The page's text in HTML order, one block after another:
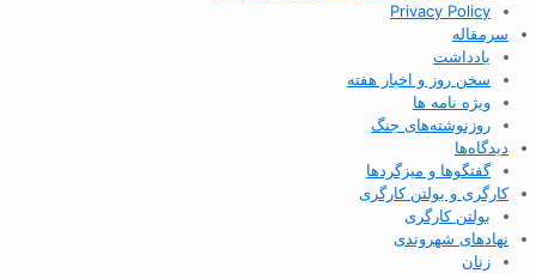
Privacy Policy
سرمقاله
یادداشت
سخن روز و اخبار هفته
ویژه نامه ها
روزنوشته‌های جنگ
دیدگاه‌ها
گفتگوها و میزگردها
کارگری و بولتن کارگری
بولتن کارگری
نهادهای شهروندی
زنان